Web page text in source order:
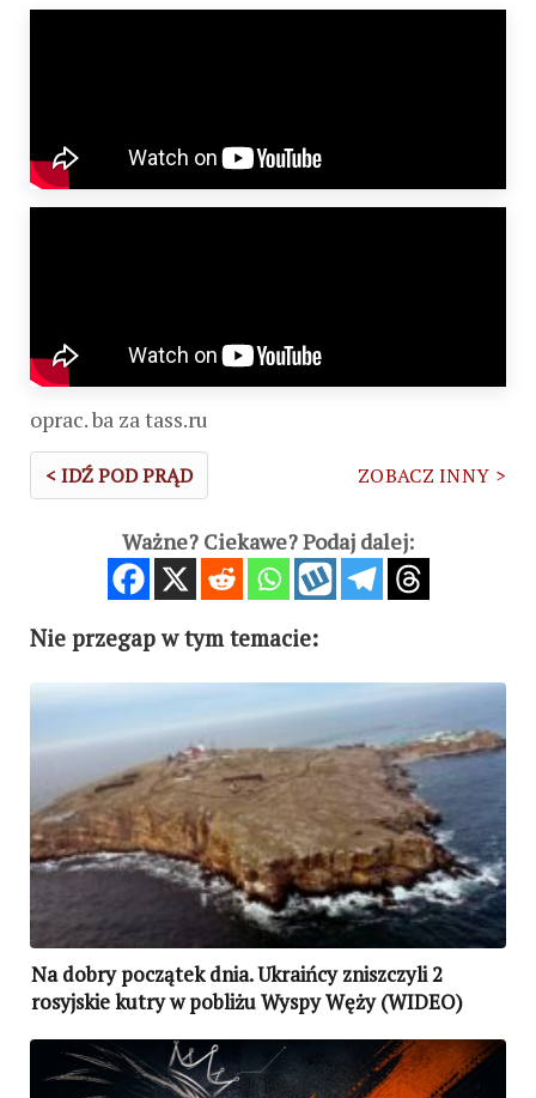
oprac. ba za tass.ru
< IDŹ POD PRĄD ZOBACZ INNY >
Ważne? Ciekawe? Podaj dalej:
Nie przegap w tym temacie:
Na dobry początek dnia. Ukraińcy zniszczyli 2
rosyjskie kutry w pobliżu Wyspy Węży (WIDEO)